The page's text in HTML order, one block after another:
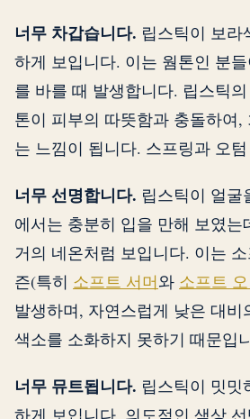
너무 차갑습니다. 립스틱이 보라
하게 보입니다. 이는 웜톤인 분
를 바를 때 발생합니다. 립스틱
톤이 피부의 따뜻함과 충돌하여,
는 느낌이 됩니다. 스프링과 오
너무 선명합니다. 립스틱이 얼굴
에서는 충분히 입을 만해 보였는
거의 네온처럼 보입니다. 이는
즌(특히 소프트 서머와 소프트
발생하며, 자연스럽게 낮은 대비
색소를 소화하지 못하기 때문입
너무 뮤트됩니다. 립스틱이 밋밋